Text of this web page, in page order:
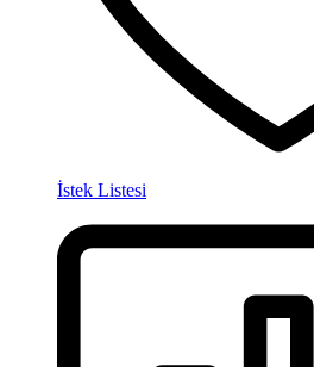
İstek Listesi